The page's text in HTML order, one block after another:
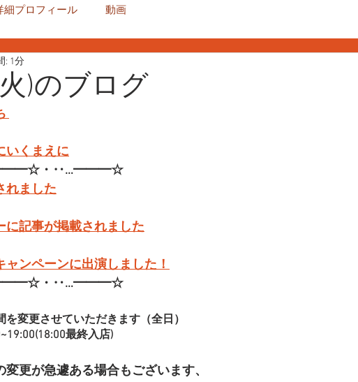
細プロフィール 動画
)のブログ
: 1分
いくまえに
・‥…━━━☆
れました
に記事が掲載されました
ャンペーンに出演しました！
・‥…━━━☆
変更させていただきます（全日）
最終入店)
更が急遽ある場合もございます、